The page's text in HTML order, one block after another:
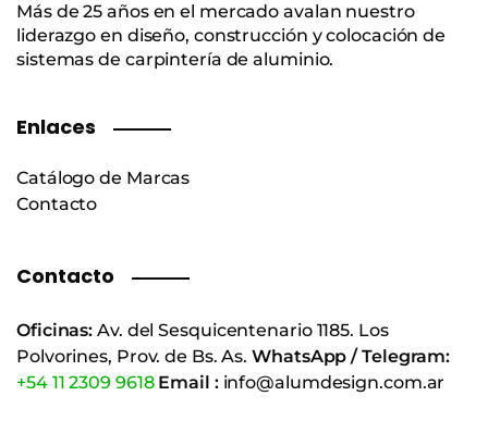
Más de 25 años en el mercado avalan nuestro
liderazgo en diseño, construcción y colocación de
sistemas de carpintería de aluminio.
Enlaces
Catálogo de Marcas
Contacto
Contacto
Oficinas: Av. del Sesquicentenario 1185. Los
Polvorines, Prov. de Bs. As.WhatsApp / Telegram:
+54 11 2309 9618 Email :info@alumdesign.com.ar